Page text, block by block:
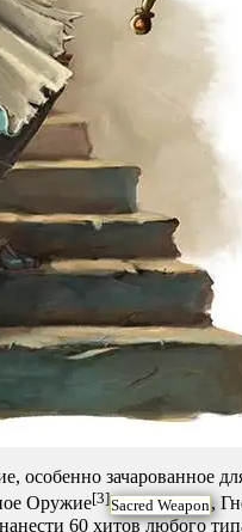
особенно зачарованное
Оружие[3]Sacred Weapon,
60 хитов любого